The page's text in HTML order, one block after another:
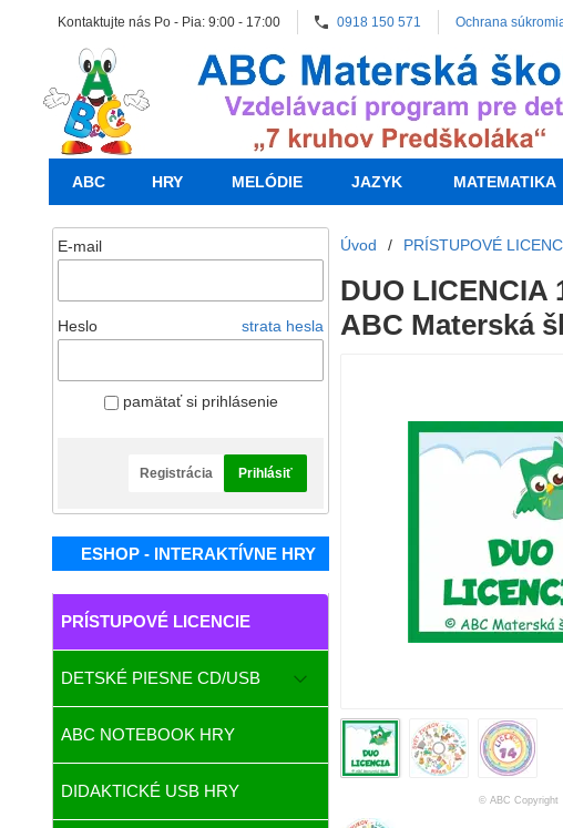
Kontaktujte nás Po - Pia: 9:00 - 17:00 0918 150 571 Ochrana
ABC HRY MELÓDIE JAZYK MATEMATIKA
E-mail
Heslo strata hesla
pamätať si prihlásenie
Registrácia Prihlásiť
ESHOP - INTERAKTÍVNE HRY
PRÍSTUPOVÉ LICENCIE
DETSKÉ PIESNE CD/USB
ABC NOTEBOOK HRY
DIDAKTICKÉ USB HRY
Úvod / PRÍSTUPOVÉ
DUO LICENCIA
ABC Materská
© ABC Copyright